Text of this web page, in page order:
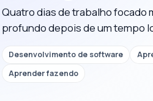
Quatro dias de trabalho focado
profundo depois de um tempo
Desenvolvimento de software
Aprender fazendo